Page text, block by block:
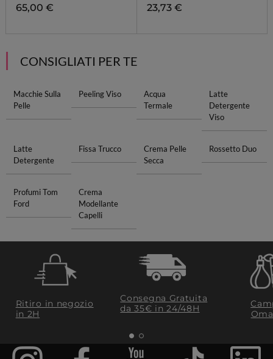
65,00 € 23,73 €
CONSIGLIATI PER TE
Macchie Sulla
Pelle
Peeling Viso
Acqua
Termale
Latte
Detergente
Viso
Latte
Detergente
Fissa Trucco
Crema Pelle
Secca
Rossetto Duo
Profumi Tom
Ford
Crema
Modellante
Capelli
Ritiro in negozio
in 2H
Consegna Gratuita
da 35€​ in 24/48H